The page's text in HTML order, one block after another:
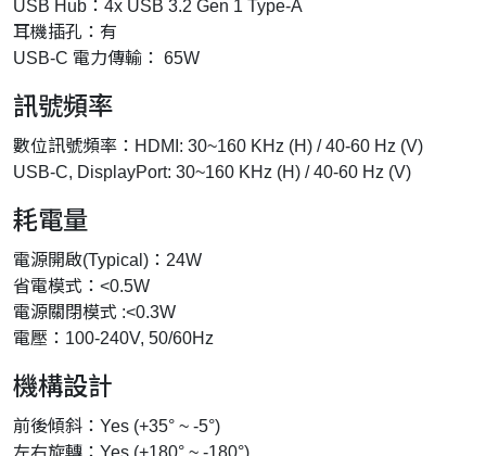
USB Hub：4x USB 3.2 Gen 1 Type-A
耳機插孔：有
USB-C 電力傳輸： 65W
訊號頻率
數位訊號頻率：HDMI: 30~160 KHz (H) / 40-60 Hz (V)
USB-C, DisplayPort: 30~160 KHz (H) / 40-60 Hz (V)
耗電量
電源開啟(Typical)：24W
省電模式：<0.5W
電源關閉模式 :<0.3W
電壓：100-240V, 50/60Hz
機構設計
前後傾斜：Yes (+35° ~ -5°)
左右旋轉：Yes (+180° ~ -180°)